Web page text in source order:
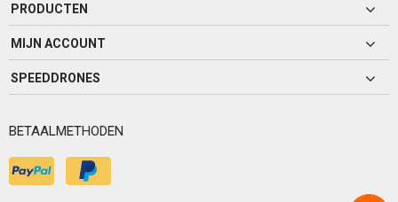
PRODUCTEN
MIJN ACCOUNT
SPEEDDRONES
BETAALMETHODEN